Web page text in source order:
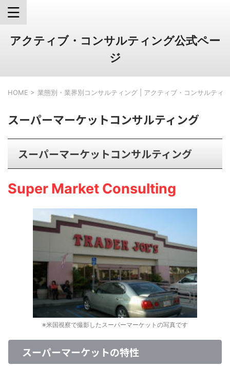
アクティブ・コンサルティング公式ペー
ジ
HOME > 業態別・業界別コンサルティング | アクティブ・コンサルティ
スーパーマーケットコンサルティング
スーパーマーケットコンサルティング
Super Market Consulting
※米国視察で撮影したスーパーマーケットの写真です
スーパーマーケットの特性